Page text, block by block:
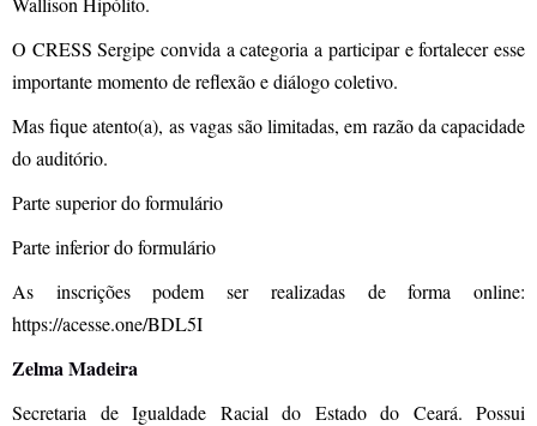
O CRESS Sergipe convida a categoria a participar e fortalecer esse
importante momento de reflexão e diálogo coletivo.
Mas fique atento(a), as vagas são limitadas, em razão da capacidade
do auditório.
Parte superior do formulário
Parte inferior do formulário
As inscrições podem ser realizadas de forma online:
https://acesse.one/BDL5I
Zelma Madeira
Secretaria de Igualdade Racial do Estado do Ceará. Possui